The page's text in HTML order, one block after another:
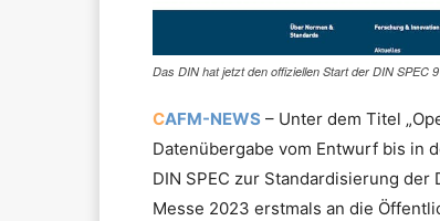
Das DIN hat jetzt den offiziellen Start der DIN SPEC
CAFM-NEWS – Unter dem Titel
Datenübergabe vom Entwurf bis in
DIN SPEC zur Standardisierung
Messe 2023 erstmals an die